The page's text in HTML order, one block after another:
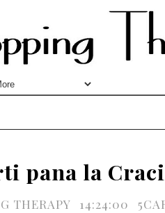
pana la
THERAPY 14:24:00